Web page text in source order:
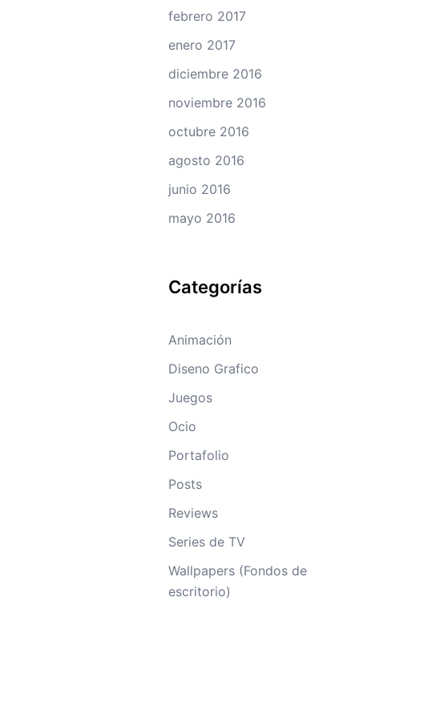
febrero 2017
enero 2017
diciembre 2016
noviembre 2016
octubre 2016
agosto 2016
junio 2016
mayo 2016
Categorías
Animación
Diseno Grafico
Juegos
Ocio
Portafolio
Posts
Reviews
Series de TV
Wallpapers (Fondos de
escritorio)